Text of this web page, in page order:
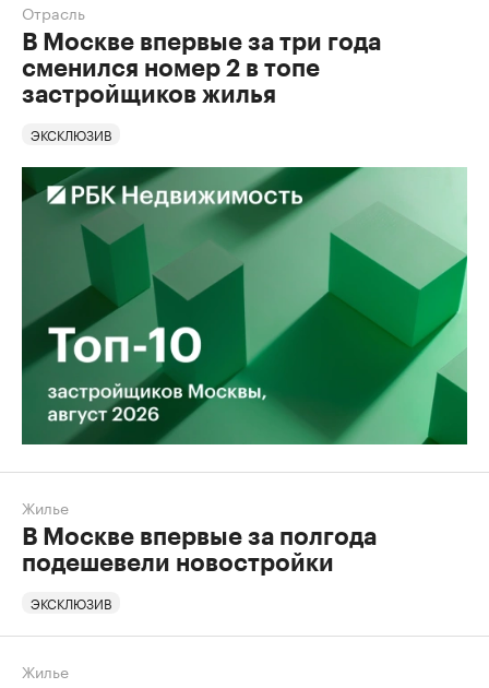
Отрасль
В Москве впервые за три года
сменился номер 2 в топе
застройщиков жилья
ЭКСКЛЮЗИВ
Жилье
В Москве впервые за полгода
подешевели новостройки
ЭКСКЛЮЗИВ
Жилье